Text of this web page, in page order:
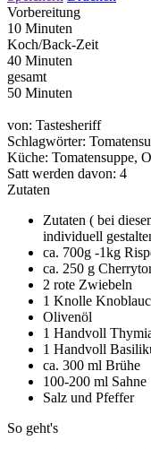
Vorbereitung
10 Minuten
Koch/Back-Zeit
40 Minuten
gesamt
50 Minuten
von: Tastesheriff
Schlagwörter:
Küche: Tomatensuppe,
Satt werden davon: 4
Zutaten
Zutaten ( bei
individuell
ca. 700g -1kg
ca. 250 g
2 rote Zwiebeln
1 Knolle
Olivenöl
1 Handvoll
1 Handvoll
ca. 300 ml Brühe
100-200 ml Sahne
Salz und Pfeffer
So geht's